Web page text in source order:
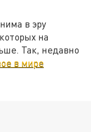
в эру
на
Так, недавно
в мире